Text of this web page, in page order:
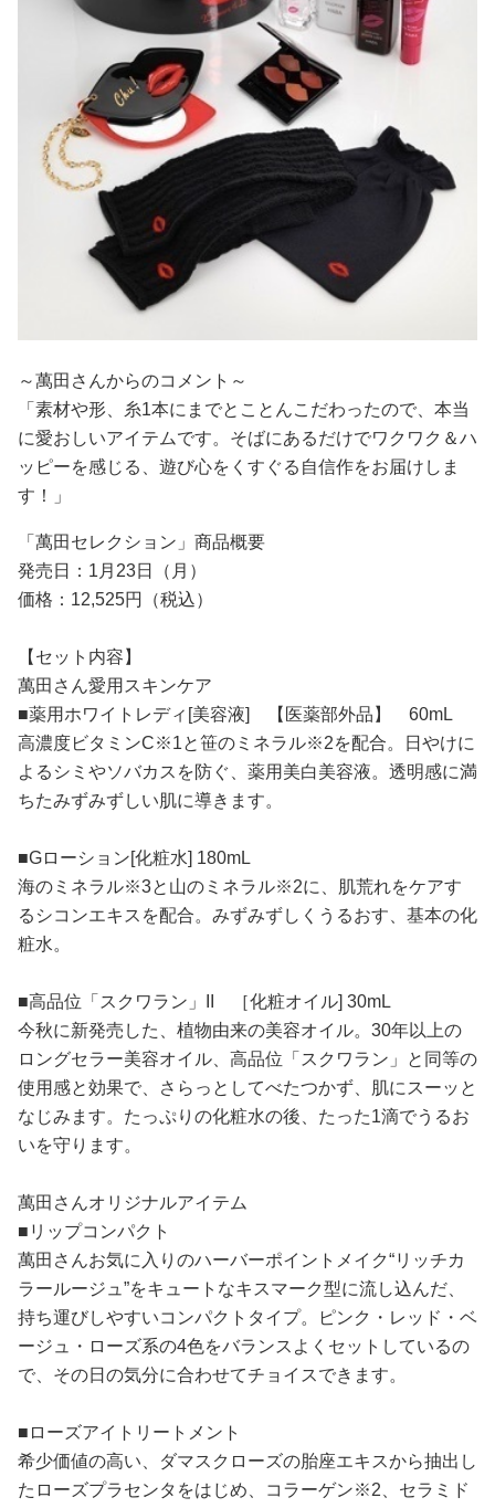
～萬田さんからのコメント～
「素材や形、糸1本にまでとことんこだわったので、本当
に愛おしいアイテムです。そばにあるだけでワクワク＆ハ
ッピーを感じる、遊び心をくすぐる自信作をお届けしま
す！」
「萬田セレクション」商品概要
発売日：1月23日（月）
価格：12,525円（税込）
【セット内容】
萬田さん愛用スキンケア
■薬用ホワイトレディ[美容液] 【医薬部外品】 60mL
高濃度ビタミンC※1と笹のミネラル※2を配合。日やけに
よるシミやソバカスを防ぐ、薬用美白美容液。透明感に満
ちたみずみずしい肌に導きます。
■Gローション[化粧水] 180mL
海のミネラル※3と山のミネラル※2に、肌荒れをケアす
るシコンエキスを配合。みずみずしくうるおす、基本の化
粧水。
■高品位「スクワラン」II ［化粧オイル] 30mL
今秋に新発売した、植物由来の美容オイル。30年以上の
ロングセラー美容オイル、高品位「スクワラン」と同等の
使用感と効果で、さらっとしてべたつかず、肌にスーッと
なじみます。たっぷりの化粧水の後、たった1滴でうるお
いを守ります。
萬田さんオリジナルアイテム
■リップコンパクト
萬田さんお気に入りのハーバーポイントメイク“リッチカ
ラールージュ”をキュートなキスマーク型に流し込んだ、
持ち運びしやすいコンパクトタイプ。ピンク・レッド・ベ
ージュ・ローズ系の4色をバランスよくセットしているの
で、その日の気分に合わせてチョイスできます。
■ローズアイトリートメント
希少価値の高い、ダマスクローズの胎座エキスから抽出し
たローズプラセンタをはじめ、コラーゲン※2、セラミド